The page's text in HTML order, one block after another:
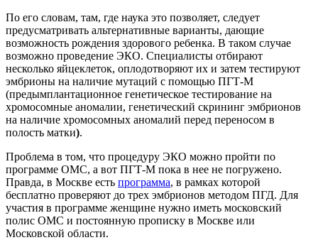
По его словам, там, где наука это позволяет, следует
предусматривать альтернативные варианты, дающие
возможность рождения здорового ребенка. В таком случае
возможно проведение ЭКО. Специалисты отбирают
несколько яйцеклеток, оплодотворяют их и затем тестируют
эмбрионы на наличие мутаций с помощью ПГТ-М
(предымплантационное генетическое тестирование на
хромосомные аномалии, генетический скрининг эмбрионов
на наличие хромосомных аномалий перед переносом в
полость матки).
Проблема в том, что процедуру ЭКО можно пройти по
программе ОМС, а вот ПГТ-М пока в нее не погружено.
Правда, в Москве есть программа, в рамках которой
бесплатно проверяют до трех эмбрионов методом ПГД. Для
участия в программе женщине нужно иметь московский
полис ОМС и постоянную прописку в Москве или
Московской области.